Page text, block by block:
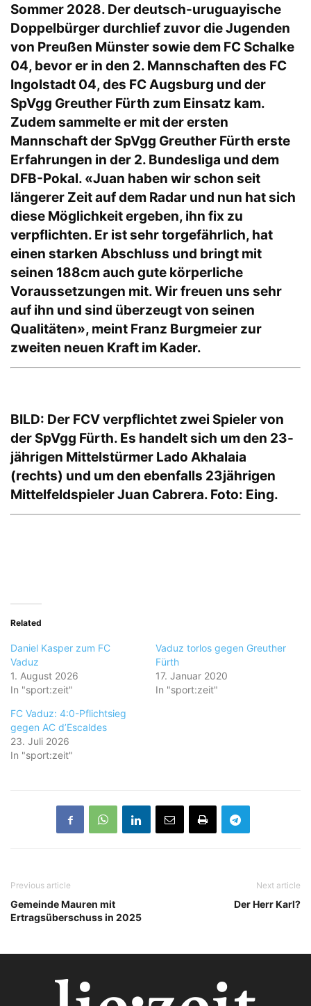
Sommer 2028. Der deutsch-uruguayische
Doppelbürger durchlief zuvor die Jugenden
von Preußen Münster sowie dem FC Schalke
04, bevor er in den 2. Mannschaften des FC
Ingolstadt 04, des FC Augsburg und der
SpVgg Greuther Fürth zum Einsatz kam.
Zudem sammelte er mit der ersten
Mannschaft der SpVgg Greuther Fürth erste
Erfahrungen in der 2. Bundesliga und dem
DFB-Pokal. «Juan haben wir schon seit
längerer Zeit auf dem Radar und nun hat sich
diese Möglichkeit ergeben, ihn fix zu
verpflichten. Er ist sehr torgefährlich, hat
einen starken Abschluss und bringt mit
seinen 188cm auch gute körperliche
Voraussetzungen mit. Wir freuen uns sehr
auf ihn und sind überzeugt von seinen
Qualitäten», meint Franz Burgmeier zur
zweiten neuen Kraft im Kader.
BILD: Der FCV verpflichtet zwei Spieler von
der SpVgg Fürth. Es handelt sich um den 23-
jährigen Mittelstürmer Lado Akhalaia
(rechts) und um den ebenfalls 23jährigen
Mittelfeldspieler Juan Cabrera. Foto: Eing.
Related
Daniel Kasper zum FC
Vaduz
1. August 2026
In "sport:zeit"
Vaduz torlos gegen Greuther
Fürth
17. Januar 2020
In "sport:zeit"
FC Vaduz: 4:0-Pflichtsieg
gegen AC d’Escaldes
23. Juli 2026
In "sport:zeit"
Previous article
Gemeinde Mauren mit
Ertragsüberschuss in 2025
Next article
Der Herr Karl?